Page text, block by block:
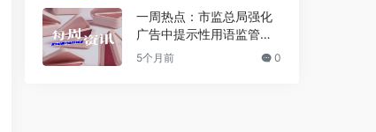
一周热点：市监总局强化
广告中提示性用语监管；
逸仙电商获1.2亿美元战略
5个月前 0